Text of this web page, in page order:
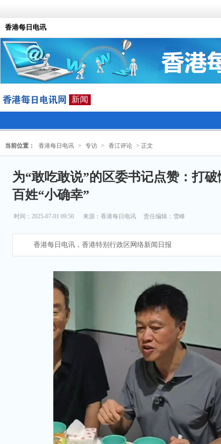
香港每日电讯
新闻
当前位置： 香港每日电讯 > 专访 > 香江评论 > 正文
为“敢吃敢说”的区委书记点赞：打
百姓“小确幸”
时间：2025-07-01 09:50 来源： 香港每日电讯 责任编辑：雪峰
香港每日电讯，香港特别行政区网络新闻日报